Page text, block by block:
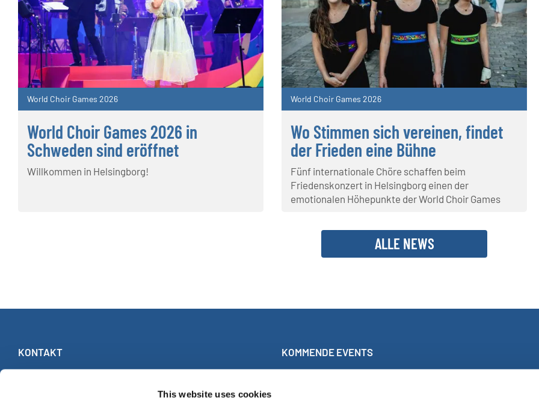
This website uses cookies
World Choir Games 2026
World Choir Games 2026 in
Schweden sind eröffnet
Willkommen in Helsingborg!
World Choir Games 2026
Wo Stimmen sich vereinen, findet
der Frieden eine Bühne
Fünf internationale Chöre schaffen beim
Friedenskonzert in Helsingborg einen der
emotionalen Höhepunkte der World Choir Games
ALLE NEWS
KONTAKT
Ruhberg 1 · 35463 Fernwald (Deutschland)
KOMMENDE EVENTS
Mitsingkonzert Málaga